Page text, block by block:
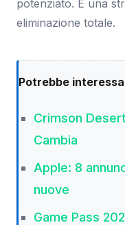
potenziato. È una
eliminazione totale.
Potrebbe
Crimson
Cambia
Apple: 8
nuove
Game Pass